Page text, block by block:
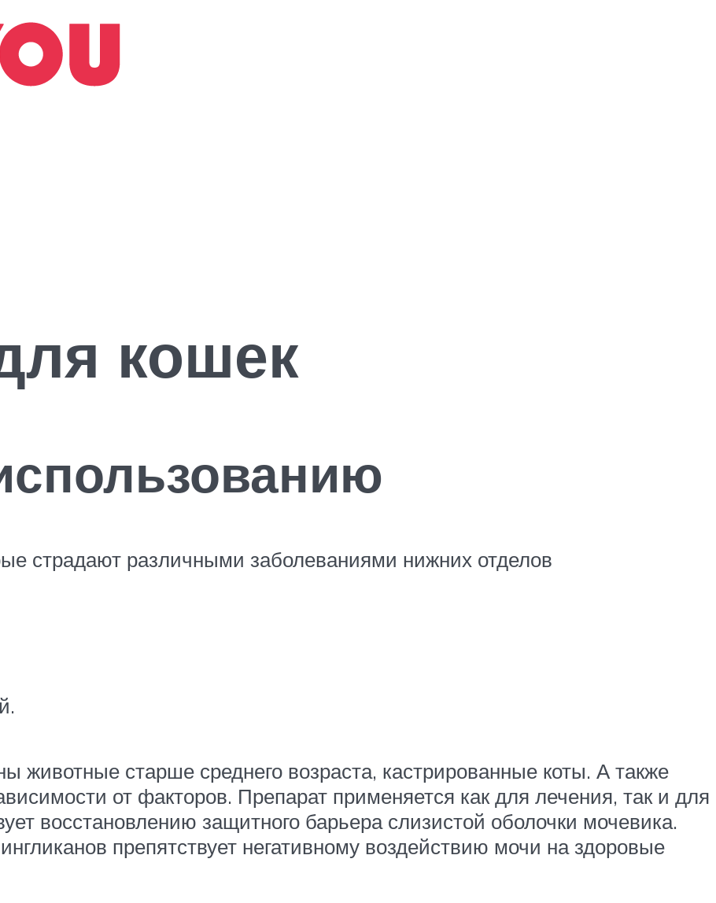
кошек
страдают различными заболеваниями нижних отделов
старше среднего возраста, кастрированные коты. А также
от факторов. Препарат применяется как для лечения, так и для
восстановлению защитного барьера слизистой оболочки мочевика.
препятствует негативному воздействию мочи на здоровые